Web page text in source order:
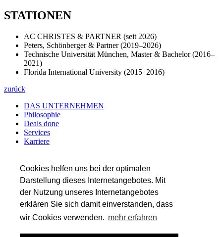
Cookies helfen uns bei der optimalen
Darstellung dieses Internetangebotes. Mit
der Nutzung unseres Internetangebotes
erklären Sie sich damit einverstanden, dass
wir Cookies verwenden. mehr erfahren
STATIONEN
AC CHRISTES & PARTNER (seit 2026)
Peters, Schönberger & Partner (2019–2026)
Technische Universität München, Master & Bachelor (2016–
2021)
Florida International University (2015–2016)
zurück
DAS UNTERNEHMEN
Philosophie
Deals done
Services
Karriere
Insights
SERVICES
Transaktionsberatung
Wirtschaftsprüfung
Valuation & Financial Modeling